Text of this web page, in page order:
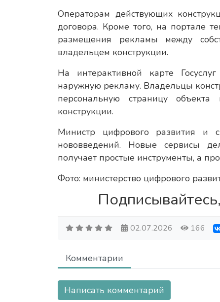
Операторам действующих
договора. Кроме того, на портале
размещения рекламы между
владельцем конструкции.
На интерактивной карте
наружную рекламу. Владельцы
персональную страницу
конструкции.
Министр цифрового развития и
нововведений. Новые сервисы
получает простые инструменты, а
Фото: министерство цифрового
02.07.2026 166
Комментарии
Написать комментарий